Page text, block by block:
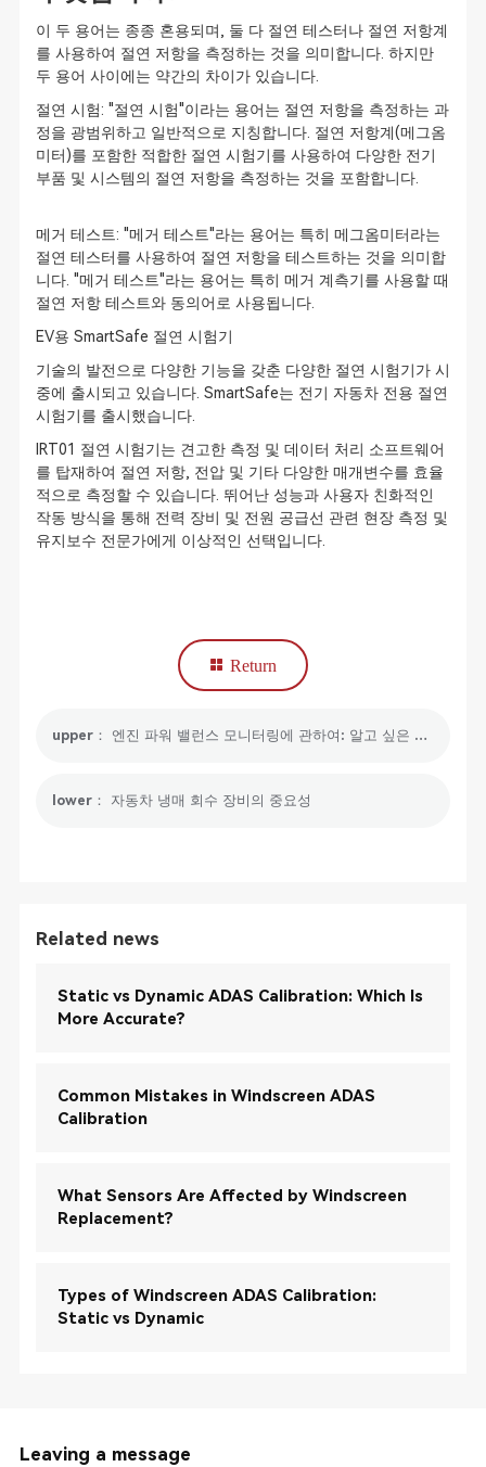
이 두 용어는 종종 혼용되며, 둘 다 절연 테스터나 절연 저항계
를 사용하여 절연 저항을 측정하는 것을 의미합니다. 하지만
두 용어 사이에는 약간의 차이가 있습니다.
절연 시험: "절연 시험"이라는 용어는 절연 저항을 측정하는 과
정을 광범위하고 일반적으로 지칭합니다. 절연 저항계(메그옴
미터)를 포함한 적합한 절연 시험기를 사용하여 다양한 전기
부품 및 시스템의 절연 저항을 측정하는 것을 포함합니다.
메거 테스트: "메거 테스트"라는 용어는 특히 메그옴미터라는
절연 테스터를 사용하여 절연 저항을 테스트하는 것을 의미합
니다. "메거 테스트"라는 용어는 특히 메거 계측기를 사용할 때
절연 저항 테스트와 동의어로 사용됩니다.
EV용 SmartSafe 절연 시험기
기술의 발전으로 다양한 기능을 갖춘 다양한 절연 시험기가 시
중에 출시되고 있습니다. SmartSafe는 전기 자동차 전용 절연
시험기를 출시했습니다.
IRT01 절연 시험기는 견고한 측정 및 데이터 처리 소프트웨어
를 탑재하여 절연 저항, 전압 및 기타 다양한 매개변수를 효율
적으로 측정할 수 있습니다. 뛰어난 성능과 사용자 친화적인
작동 방식을 통해 전력 장비 및 전원 공급선 관련 현장 측정 및
유지보수 전문가에게 이상적인 선택입니다.
Return
upper： 엔진 파워 밸런스 모니터링에 관하여: 알고 싶은 모든 것
lower： 자동차 냉매 회수 장비의 중요성
Related news
Static vs Dynamic ADAS Calibration: Which Is
More Accurate?
Common Mistakes in Windscreen ADAS
Calibration
What Sensors Are Affected by Windscreen
Replacement?
Types of Windscreen ADAS Calibration:
Static vs Dynamic
Leaving a message